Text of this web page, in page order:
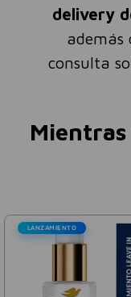
delivery
además
consulta
LANZAMIENTO